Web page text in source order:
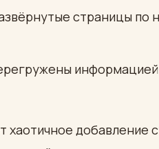
страницы по
информацией
хаотичное добавление